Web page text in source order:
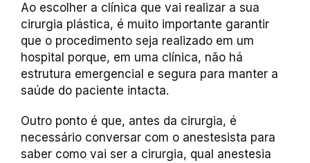
Ao escolher a clínica que vai realizar a sua
cirurgia plástica, é muito importante garantir
que o procedimento seja realizado em um
hospital porque, em uma clínica, não há
estrutura emergencial e segura para manter a
saúde do paciente intacta.
Outro ponto é que, antes da cirurgia, é
necessário conversar com o anestesista para
saber como vai ser a cirurgia, qual anestesia